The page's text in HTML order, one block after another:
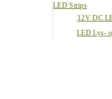
LED Strips
12V DC
LED Lys-